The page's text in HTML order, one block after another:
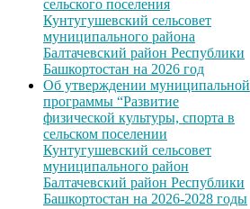
сельского поселения
Кунтугушевский сельсовет
муниципального района
Балтачевский район Республики
Башкортостан на 2026 год
Об утверждении муниципальной
программы “Развитие
физической культуры, спорта в
сельском поселении
Кунтугушевский сельсовет
муниципального район
Балтачевский район Республики
Башкортостан на 2026-2028 годы